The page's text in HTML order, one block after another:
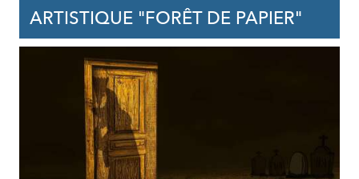
ARTISTIQUE "FORÊT DE PAPIER"